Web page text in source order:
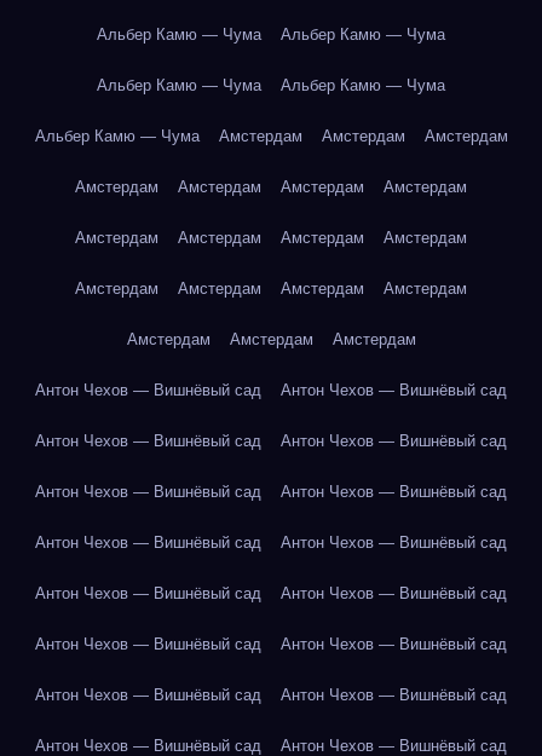
Альбер Камю — Чума Альбер Камю — Чума
Альбер Камю — Чума Альбер Камю — Чума
Альбер Камю — Чума Амстердам Амстердам Амстердам
Амстердам Амстердам Амстердам Амстердам
Амстердам Амстердам Амстердам Амстердам
Амстердам Амстердам Амстердам Амстердам
Амстердам Амстердам Амстердам
Антон Чехов — Вишнёвый сад Антон Чехов — Вишнёвый сад
Антон Чехов — Вишнёвый сад Антон Чехов — Вишнёвый сад
Антон Чехов — Вишнёвый сад Антон Чехов — Вишнёвый сад
Антон Чехов — Вишнёвый сад Антон Чехов — Вишнёвый сад
Антон Чехов — Вишнёвый сад Антон Чехов — Вишнёвый сад
Антон Чехов — Вишнёвый сад Антон Чехов — Вишнёвый сад
Антон Чехов — Вишнёвый сад Антон Чехов — Вишнёвый сад
Антон Чехов — Вишнёвый сад Антон Чехов — Вишнёвый сад